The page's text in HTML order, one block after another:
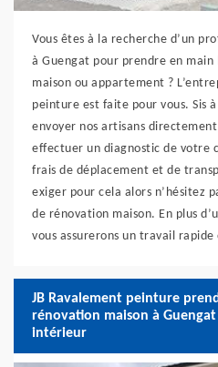
Vous êtes à la recherche d’un
à Guengat pour prendre en
maison ou appartement ?
peinture est faite pour vous. Sis
envoyer nos artisans
effectuer un diagnostic de votre
frais de déplacement et de
exiger pour cela alors n’hésitez
de rénovation maison. En plus
vous assurerons un travail rapide
JB Ravalement peinture
rénovation maison à Guengat
intérieur